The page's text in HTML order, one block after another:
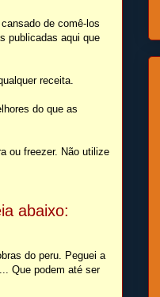
de comê-los
publicadas aqui que
receita.
do que as
ou freezer. Não utilize
abaixo:
do peru. Peguei a
... Que podem até ser